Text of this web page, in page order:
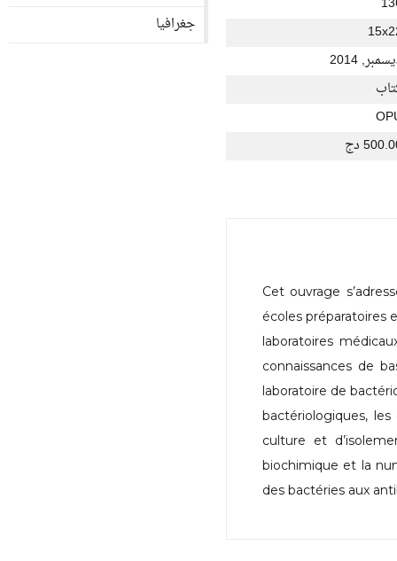
2014
دج
Cet ouvrage
écoles préparatoires
laboratoires
connaissances de
laboratoire de
bactériologiques,
culture et
biochimique et la
des bactéries aux
جغرافيا